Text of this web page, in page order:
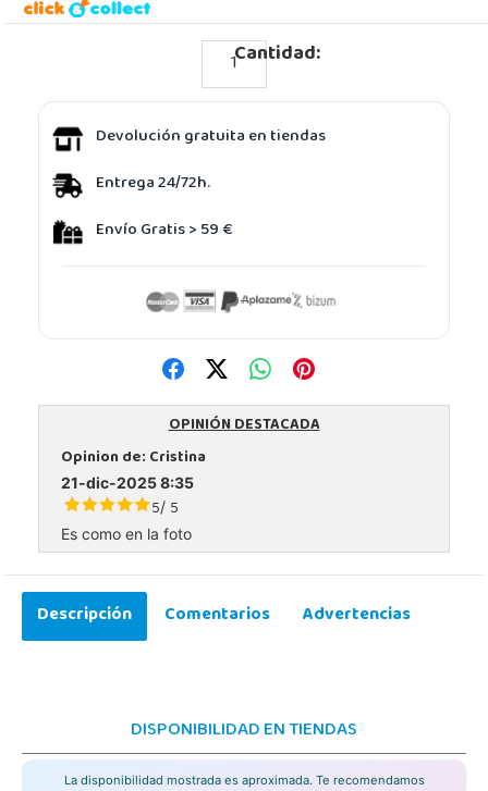
Cantidad:
Devolución gratuita en tiendas
Entrega 24/72h.
Envío Gratis > 59 €
OPINIÓN DESTACADA
Opinion de:Cristina
21-dic-2025 8:35
5/ 5
Es como en la foto
Descripción Comentarios Advertencias
DISPONIBILIDAD EN TIENDAS
La disponibilidad mostrada es aproximada. Te recomendamos